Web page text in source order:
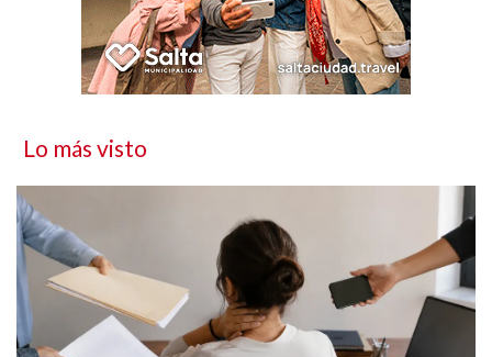
Lo más visto